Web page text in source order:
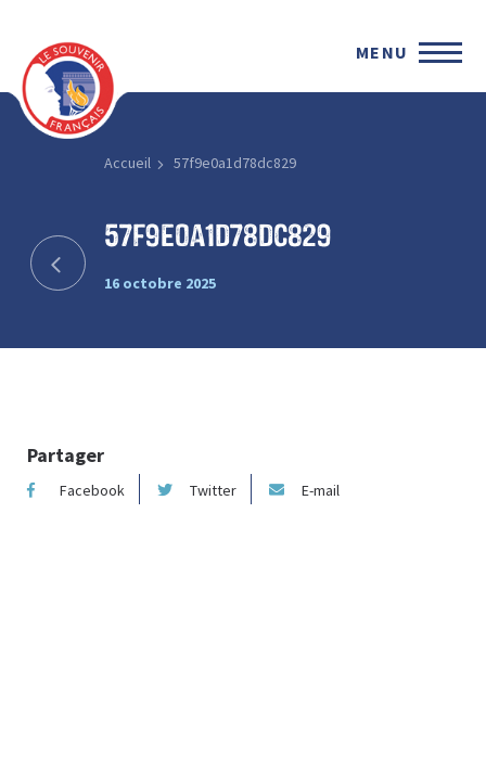
MENU
Accueil 57f9e0a1d78dc829
57f9e0a1d78dc829
16 octobre 2025
Partager
Facebook Twitter E-mail